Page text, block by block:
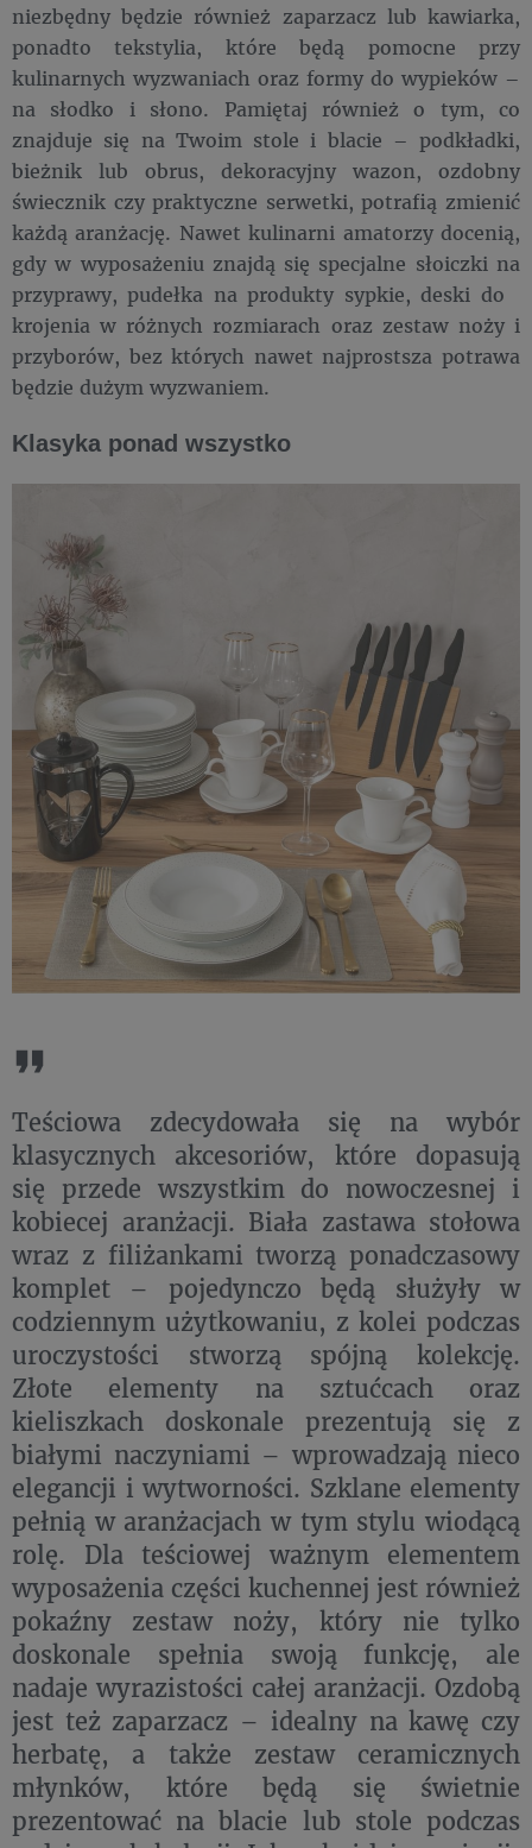
niezbędny będzie również zaparzacz lub kawiarka,
ponadto tekstylia, które będą pomocne przy
kulinarnych wyzwaniach oraz formy do wypieków –
na słodko i słono. Pamiętaj również o tym, co
znajduje się na Twoim stole i blacie – podkładki,
bieżnik lub obrus, dekoracyjny wazon, ozdobny
świecznik czy praktyczne serwetki, potrafią zmienić
każdą aranżację. Nawet kulinarni amatorzy docenią,
gdy w wyposażeniu znajdą się specjalne słoiczki na
przyprawy, pudełka na produkty sypkie, deski do
krojenia w różnych rozmiarach oraz zestaw noży i
przyborów, bez których nawet najprostsza potrawa
będzie dużym wyzwaniem.
Klasyka ponad wszystko
Teściowa zdecydowała się na wybór
klasycznych akcesoriów, które dopasują
się przede wszystkim do nowoczesnej i
kobiecej aranżacji. Biała zastawa stołowa
wraz z filiżankami tworzą ponadczasowy
komplet – pojedynczo będą służyły w
codziennym użytkowaniu, z kolei podczas
uroczystości stworzą spójną kolekcję.
Złote elementy na sztućcach oraz
kieliszkach doskonale prezentują się z
białymi naczyniami – wprowadzają nieco
elegancji i wytworności. Szklane elementy
pełnią w aranżacjach w tym stylu wiodącą
rolę. Dla teściowej ważnym elementem
wyposażenia części kuchennej jest również
pokaźny zestaw noży, który nie tylko
doskonale spełnia swoją funkcję, ale
nadaje wyrazistości całej aranżacji. Ozdobą
jest też zaparzacz – idealny na kawę czy
herbatę, a także zestaw ceramicznych
młynków, które będą się świetnie
prezentować na blacie lub stole podczas